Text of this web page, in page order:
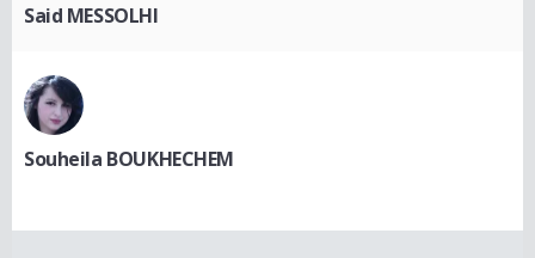
Said MESSOLHI
Souheila BOUKHECHEM